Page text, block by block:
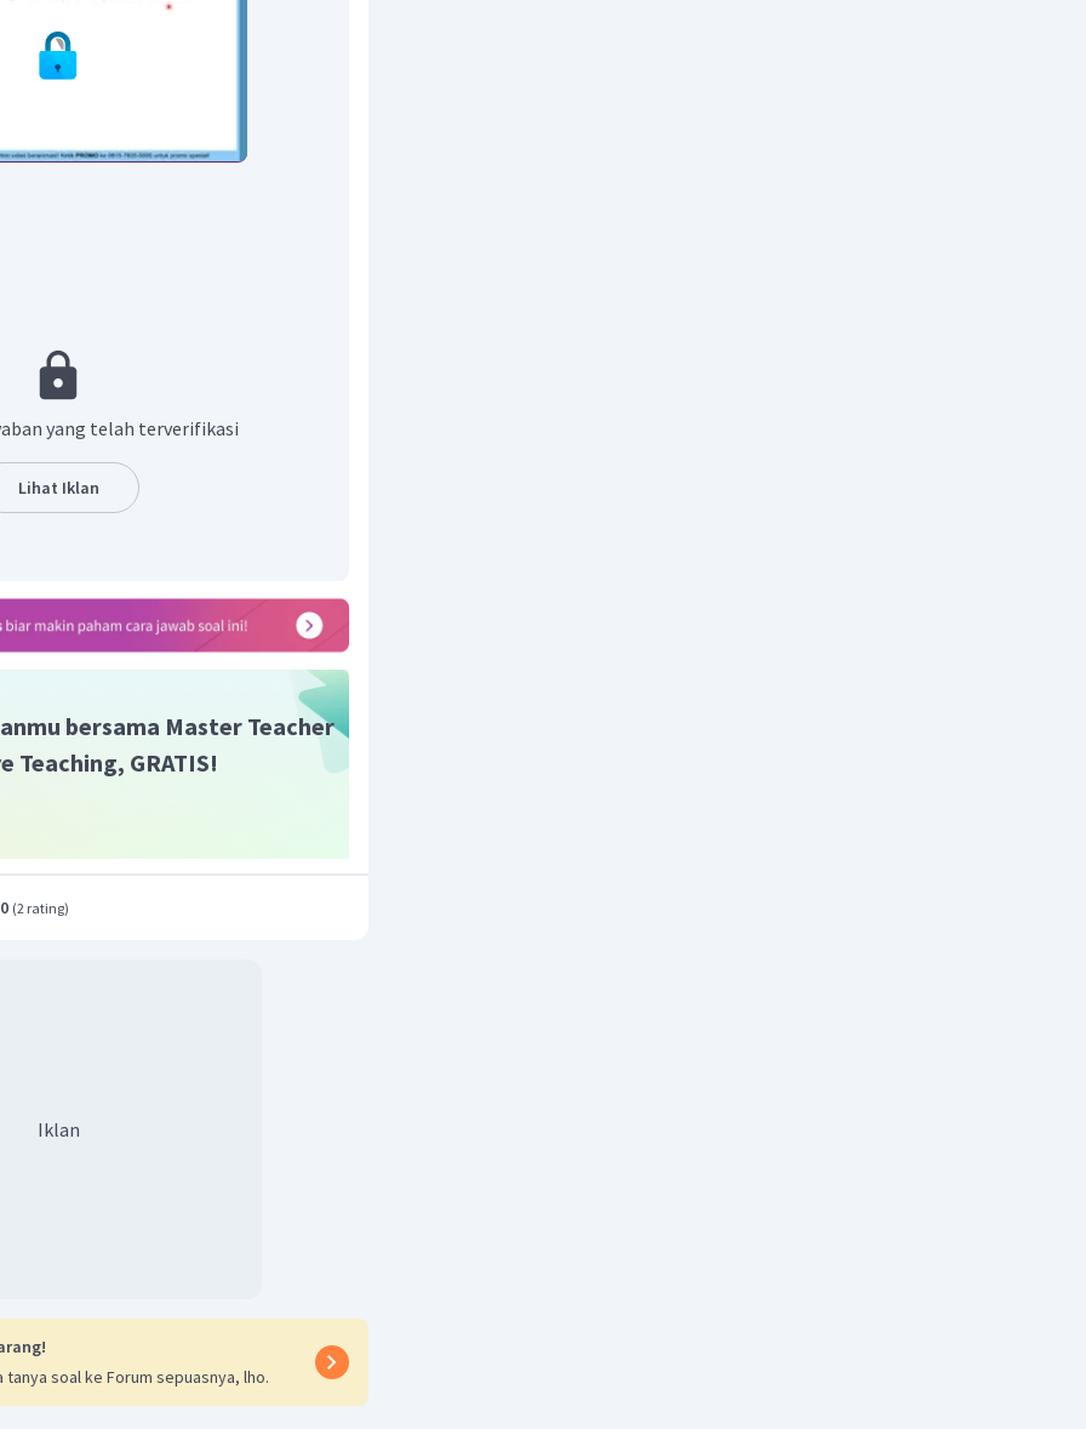
sudut katrol masih dalam satuan rpm
frekuensi dalam satuan rps atau Hz dengan
partikel adalah 7 Hz.
yang telah terverifikasi
Lihat Iklan
bersama Master Teacher
Teaching, GRATIS!
(2 rating)
Iklan
tanya soal ke Forum sepuasnya, lho.